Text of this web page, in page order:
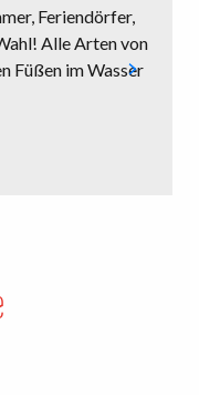
Feriendörfer,
Alle Arten von
Füßen im Wasser